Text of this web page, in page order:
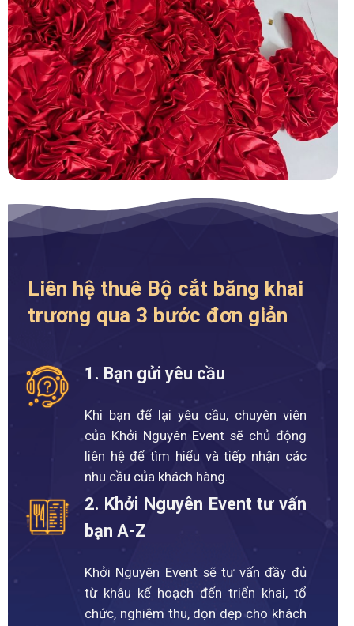
Liên hệ thuê Bộ cắt băng khai
trương qua 3 bước đơn giản
1. Bạn gửi yêu cầu
Khi bạn để lại yêu cầu, chuyên viên
của Khởi Nguyên Event sẽ chủ động
liên hệ để tìm hiểu và tiếp nhận các
nhu cầu của khách hàng.
2. Khởi Nguyên Event tư vấn
bạn A-Z
Khởi Nguyên Event sẽ tư vấn đầy đủ
từ khâu kế hoạch đến triển khai, tổ
chức, nghiệm thu, dọn dẹp cho khách